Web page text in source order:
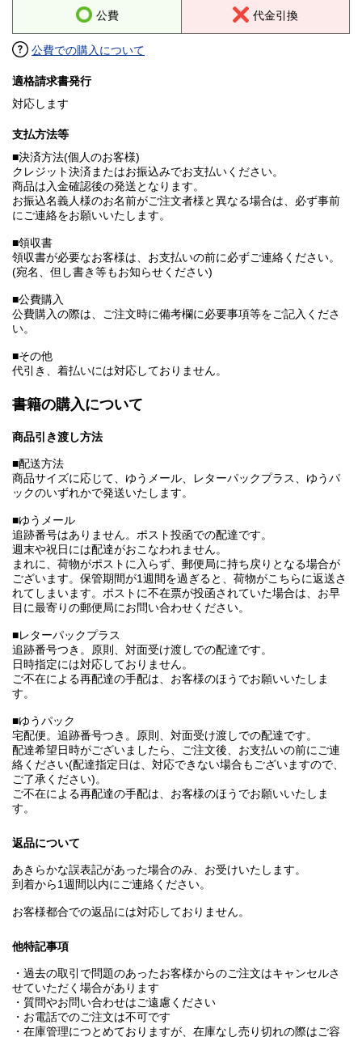
公費 代金引換
公費での購入について
適格請求書発行
対応します
支払方法等
■決済方法(個人のお客様)
クレジット決済またはお振込みでお支払いください。
商品は入金確認後の発送となります。
お振込名義人様のお名前がご注文者様と異なる場合は、必ず事前
にご連絡をお願いいたします。
■領収書
領収書が必要なお客様は、お支払いの前に必ずご連絡ください。
(宛名、但し書き等もお知らせください)
■公費購入
公費購入の際は、ご注文時に備考欄に必要事項等をご記入くださ
い。
■その他
代引き、着払いには対応しておりません。
書籍の購入について
商品引き渡し方法
■配送方法
商品サイズに応じて、ゆうメール、レターパックプラス、ゆうパ
ックのいずれかで発送いたします。
■ゆうメール
追跡番号はありません。ポスト投函での配達です。
週末や祝日には配達がおこなわれません。
まれに、荷物がポストに入らず、郵便局に持ち戻りとなる場合が
ございます。保管期間が1週間を過ぎると、荷物がこちらに返送さ
れてしまいます。ポストに不在票が投函されていた場合は、お早
目に最寄りの郵便局にお問い合わせください。
■レターパックプラス
追跡番号つき。原則、対面受け渡しでの配達です。
日時指定には対応しておりません。
ご不在による再配達の手配は、お客様のほうでお願いいたしま
す。
■ゆうパック
宅配便。追跡番号つき。原則、対面受け渡しでの配達です。
配達希望日時がございましたら、ご注文後、お支払いの前にご連
絡ください(配達指定日は、対応できない場合もございますので、
ご了承ください)。
ご不在による再配達の手配は、お客様のほうでお願いいたしま
す。
返品について
あきらかな誤表記があった場合のみ、お受けいたします。
到着から1週間以内にご連絡ください。
お客様都合での返品には対応しておりません。
他特記事項
・過去の取引で問題のあったお客様からのご注文はキャンセルさ
せていただく場合があります
・質問やお問い合わせはご遠慮ください
・お電話でのご注文は不可です
・在庫管理につとめておりますが、在庫なし売り切れの際はご容